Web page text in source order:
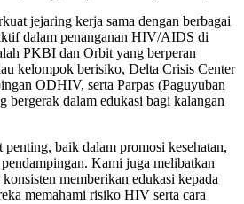
jejaring kerja sama dengan berbagai
dalam penanganan HIV/AIDS di
PKBI dan Orbit yang berperan
kelompok berisiko, Delta Crisis Center
ODHIV, serta Parpas (Paguyuban
bergerak dalam edukasi bagi kalangan
penting, baik dalam promosi kesehatan,
Kami juga melibatkan
memberikan edukasi kepada
memahami risiko HIV serta cara